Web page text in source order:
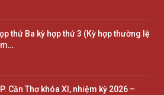
thứ Ba kỳ hợp thứ 3 (Kỳ hợp thường lệ
Cần Thơ khóa XI, nhiệm kỳ 2026 –